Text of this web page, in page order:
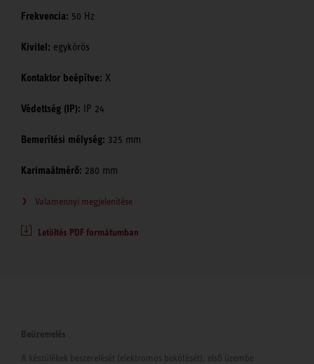
Frekvencia: 50 Hz
Kivitel: egykörös
Kontaktor beépítve: X
Védettség (IP): IP 24
Bemerítési mélység: 325 mm
Karimaátmérő: 280 mm
Valamennyi megjelenítése
Letöltés PDF formátumban
Beüzemelés
A készülékek beszerelését (elektromos bekötését), első üzembe